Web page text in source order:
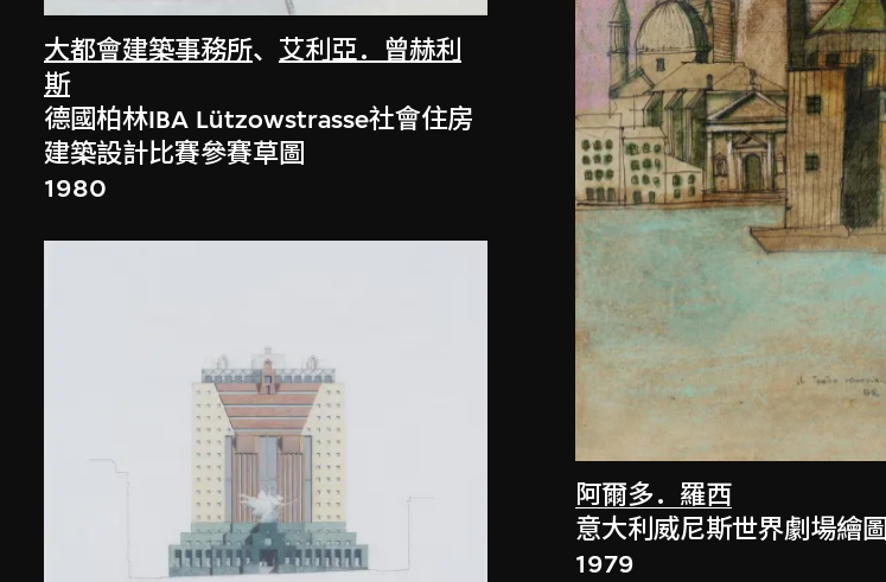
大都會建築事務所、艾利亞．曾赫利
斯
德國柏林IBA Lützowstrasse社會住房
建築設計比賽參賽草圖
1980
阿爾多．羅西
意大利威尼斯世界劇場繪圖
1979